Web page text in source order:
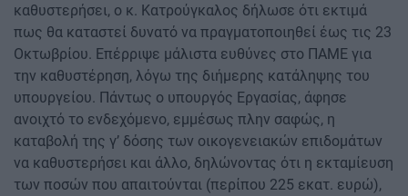
καθυστερήσει, ο κ. Κατρούγκαλος δήλωσε ότι εκτιμά
πως θα καταστεί δυνατό να πραγματοποιηθεί έως τις 23
Οκτωβρίου. Επέρριψε μάλιστα ευθύνες στο ΠΑΜΕ για
την καθυστέρηση, λόγω της διήμερης κατάληψης του
υπουργείου. Πάντως ο υπουργός Εργασίας, άφησε
ανοιχτό το ενδεχόμενο, εμμέσως πλην σαφώς, η
καταβολή της γ’ δόσης των οικογενειακών επιδομάτων
να καθυστερήσει και άλλο, δηλώνοντας ότι η εκταμίευση
των ποσών που απαιτούνται (περίπου 225 εκατ. ευρώ),